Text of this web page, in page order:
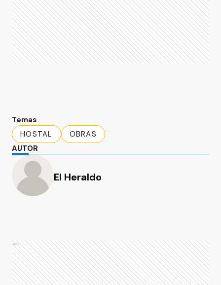
Temas
HOSTAL
OBRAS
AUTOR
El Heraldo
Ads